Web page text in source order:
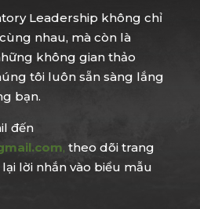
Leadership không chỉ
nhau, mà còn là
không gian thảo
tôi luôn sẵn sàng lắng
bạn.
đến
, theo dõi trang
lời nhắn vào biểu mẫu